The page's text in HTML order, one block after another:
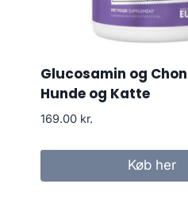
Glucosamin og
Hunde og Katte
169.00 kr.
Køb her